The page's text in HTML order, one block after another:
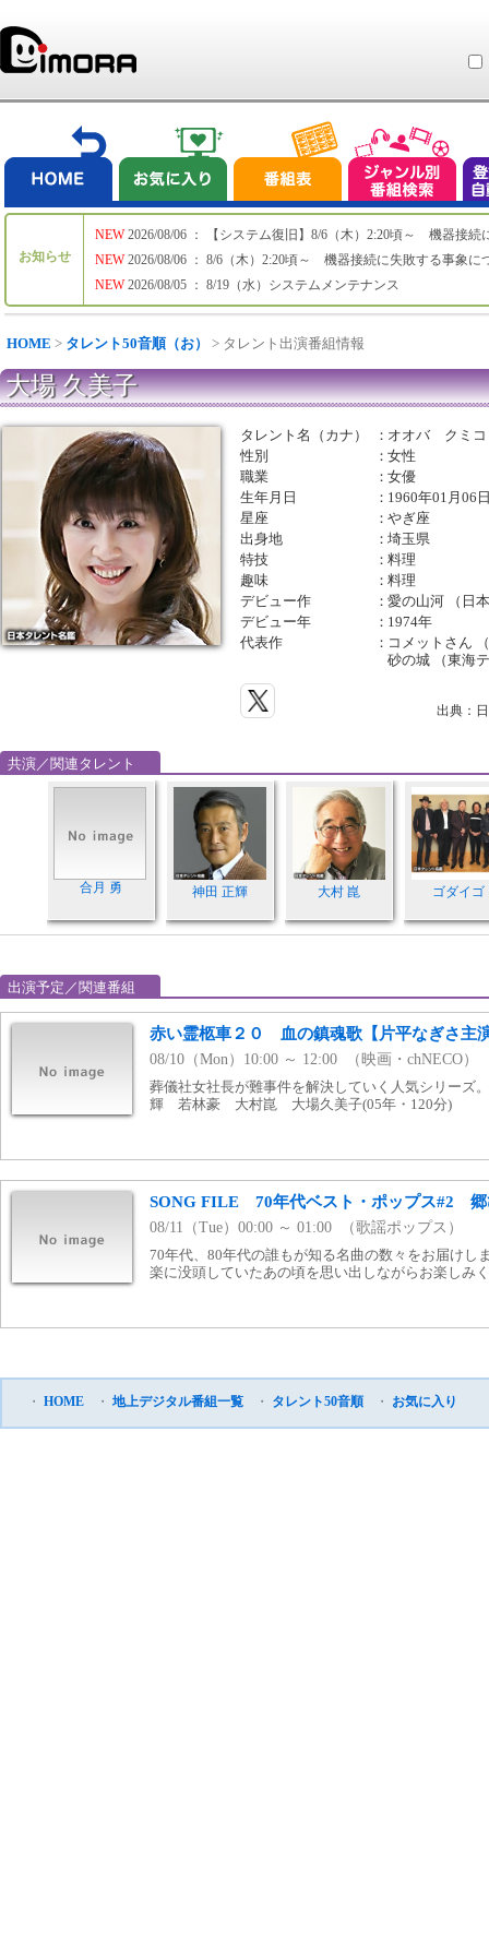
お知らせ
NEW
NEW
NEW
2026/08/06 ： 【システム復旧】8/6（木）2:20頃～ 機器接続
2026/08/06 ： 8/6（木）2:20頃～ 機器接続に失敗する事象に
2026/08/05 ： 8/19（水）システムメンテナンス
HOME > タレント50音順（お） > タレント出演番組情報
大場 久美子
タレント名（カナ） ： オオバ クミコ
性別
：女性
職業
：女優
生年月日
： 1960年01月06
星座
：やぎ座
出身地
：埼玉県
特技
：料理
趣味
：料理
デビュー作
：愛の山河 （日
デビュー年
： 1974年
代表作
： コメットさん
砂の城 （東海
出典：
共演／関連タレント
合月 勇 神田 正輝 大村 崑 ゴダイゴ
出演予定／関連番組
赤い霊柩車２０ 血の鎮魂歌【片平なぎさ主
08/10（Mon）10:00 ～ 12:00 （映画・chNECO）
葬儀社女社長が難事件を解決していく人気シリー
輝 若林豪 大村崑 大場久美子(05年・120分)
SONG FILE 70年代ベスト・ポップス#2 郷
08/11（Tue）00:00 ～ 01:00 （歌謡ポップス）
70年代、80年代の誰もが知る名曲の数々をお届けし
楽に没頭していたあの頃を思い出しながらお楽しみ
・ HOME ・ 地上デジタル番組一覧 ・ タレント50音順 ・ お気に入り